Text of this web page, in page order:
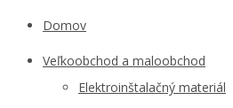
Domov
Veľkoobchod a maloobchod
Elektroinštalačný materiál